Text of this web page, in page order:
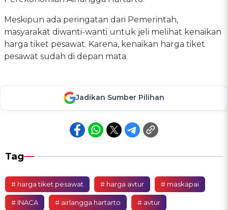
Meskipun ada peringatan dari Pemerintah,
masyarakat diwanti-wanti untuk jeli melihat kenaikan
harga tiket pesawat. Karena, kenaikan harga tiket
pesawat sudah di depan mata.
Jadikan Sumber Pilihan
Tag
# harga tiket pesawat # harga avtur # maskapai
# INACA # airlangga hartarto # avtur